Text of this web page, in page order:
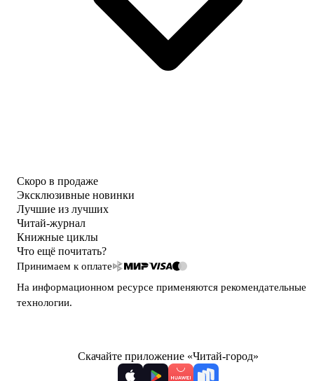
Скоро в продаже
Эксклюзивные новинки
Лучшие из лучших
Читай-журнал
Книжные циклы
Что ещё почитать?
Принимаем к оплате
На информационном ресурсе применяются рекомендательные
технологии.
Скачайте приложение «Читай-город»